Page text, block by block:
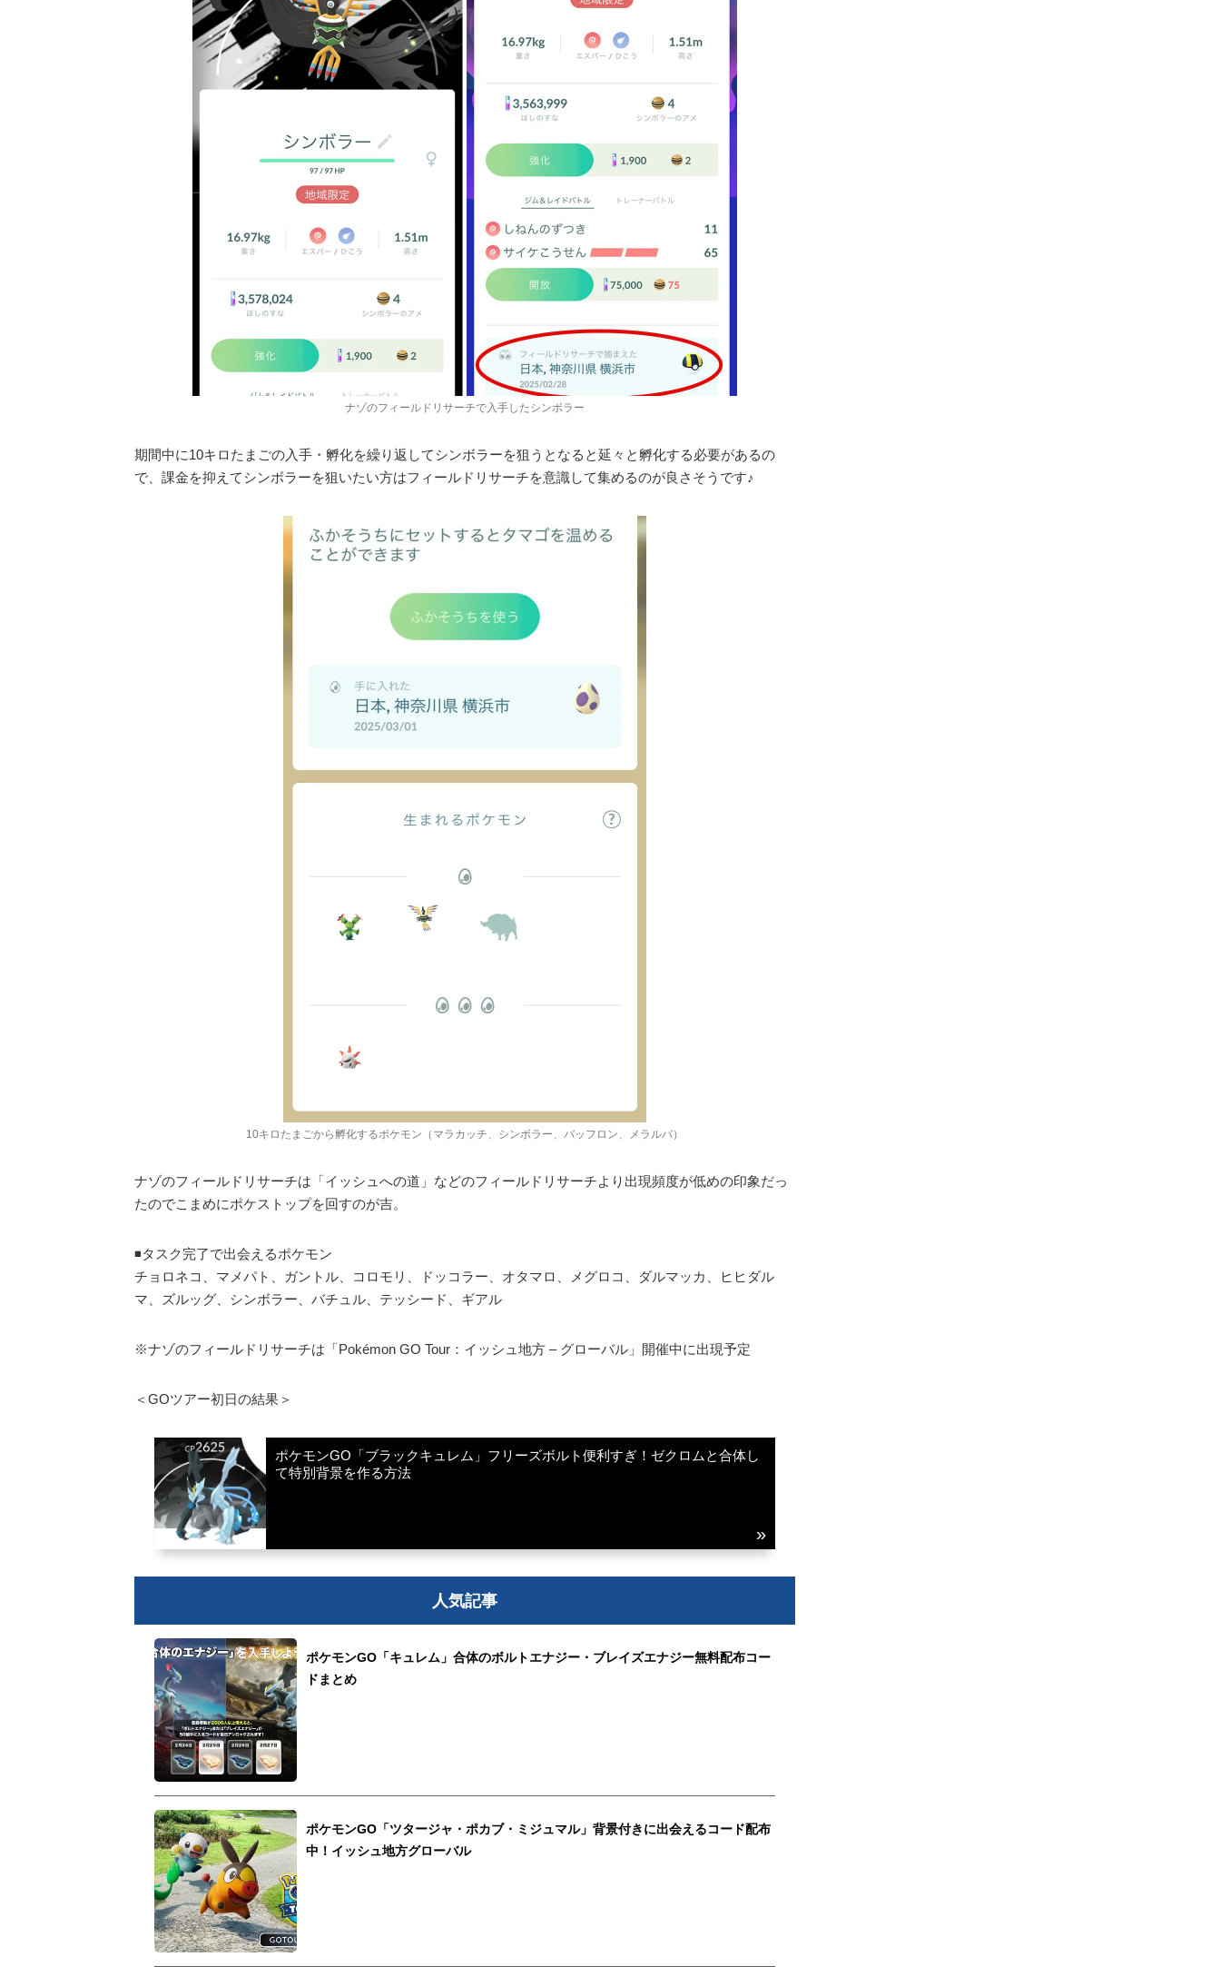
ナゾのフィールドリサーチで入手したシンボラー
期間中に10キロたまごの入手・孵化を繰り返してシンボラーを狙うとなると延々と孵化する必要があるの
で、課金を抑えてシンボラーを狙いたい方はフィールドリサーチを意識して集めるのが良さそうです♪
10キロたまごから孵化するポケモン（マラカッチ、シンボラー、バッフロン、メラルバ）
ナゾのフィールドリサーチは「イッシュへの道」などのフィールドリサーチより出現頻度が低めの印象だっ
たのでこまめにポケストップを回すのが吉。
◾️タスク完了で出会えるポケモン
チョロネコ、マメパト、ガントル、コロモリ、ドッコラー、オタマロ、メグロコ、ダルマッカ、ヒヒダル
マ、ズルッグ、シンボラー、バチュル、テッシード、ギアル
※ナゾのフィールドリサーチは「Pokémon GO Tour：イッシュ地方 – グローバル」開催中に出現予定
＜GOツアー初日の結果＞
ポケモンGO「ブラックキュレム」フリーズボルト便利すぎ！ゼクロムと合体し
て特別背景を作る方法
人気記事
ポケモンGO「キュレム」合体のボルトエナジー・ブレイズエナジー無料配布コー
ドまとめ
ポケモンGO「ツタージャ・ポカブ・ミジュマル」背景付きに出会えるコード配布
中！イッシュ地方グローバル